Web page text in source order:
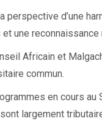
perspective d’une
une
Africain et
commun.
en cours au
largement